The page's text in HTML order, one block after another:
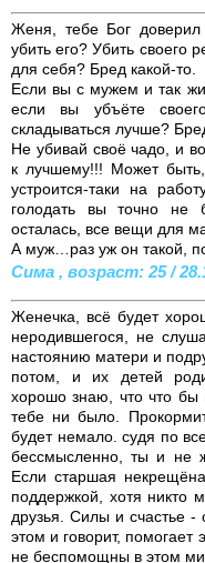
Женя, тебе Бог
убить его? Убить своего
для себя? Бред какой-то.
Если вы с мужем и так
если вы убъёте
складываться лучше?
Не убивай своё чадо, и
к лучшему!!! Может
устроится-таки на
голодать вы точно не
осталась, все вещи для
А муж…раз уж он такой,
Сима , возраст: 25 /
Женечка, всё будет
неродившегося, не
настоянию матери и
потом, и их детей
хорошо знаю, что что
тебе ни было.
будет немало. судя по
бессмысленно, ты и не
Если старшая
поддержкой, хотя
друзья. Силы и счастье -
этом и говорит, помогает
не беспомощны в этом